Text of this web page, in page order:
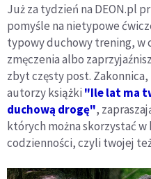
Już za tydzień na DEON.pl
pomyśle na nietypowe
typowy duchowy trening, w
zmęczenia albo
zbyt częsty post.
autorzy książki "Ile lat ma
duchową drogę",
których można skorzystać w
codzienności, czyli twojej